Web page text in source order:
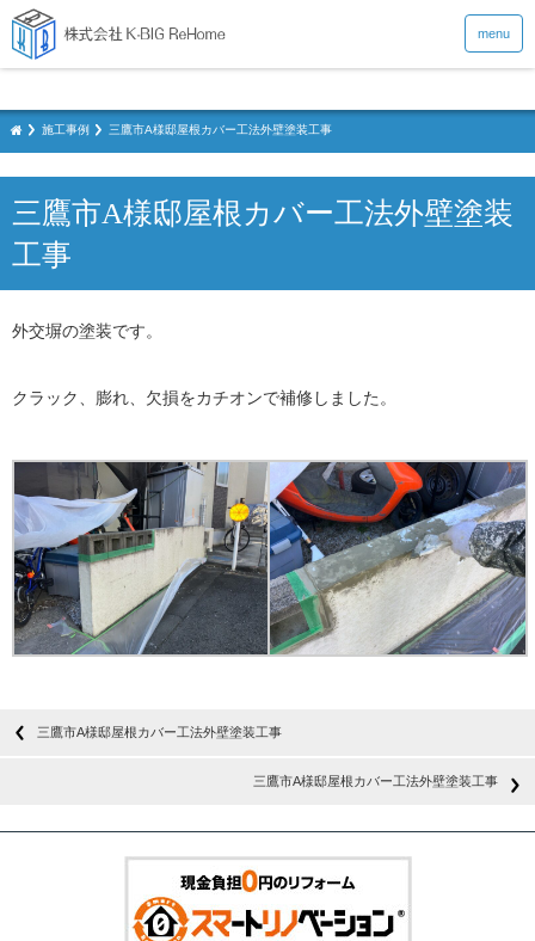
menu
施工事例 三鷹市A様邸屋根カバー工法外壁塗装工事
三鷹市A様邸屋根カバー工法外壁塗装
工事
外交塀の塗装です。
クラック、膨れ、欠損をカチオンで補修しました。
三鷹市A様邸屋根カバー工法外壁塗装工事
三鷹市A様邸屋根カバー工法外壁塗装工事